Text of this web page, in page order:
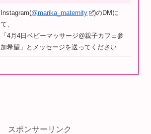
Instagram(@marika_maternity
)のDMに
て、
「4月4日ベビーマッサージ@親子カフェ参
加希望」とメッセージを送ってください
スポンサーリンク